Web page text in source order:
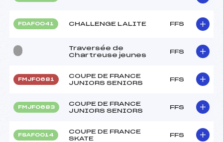
FDAF0041 CHALLENGE LALITE FFS
Traversée de
Chartreuse jeunes
FFS
FMJF0681
COUPE DE FRANCE
JUNIORS SENIORS
FFS
FMJF0683
COUPE DE FRANCE
JUNIORS SENIORS
FFS
FSAF0014
COUPE DE FRANCE
SKATE
FFS